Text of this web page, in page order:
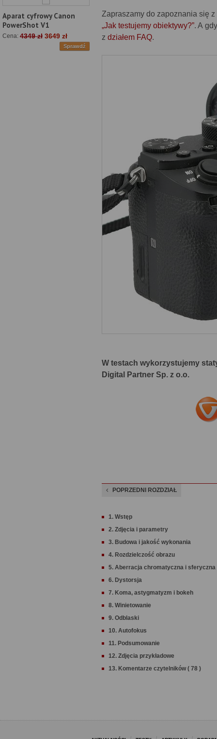
Aparat cyfrowy Canon
PowerShot V1
Cena: 4349 zł 3649 zł
Sprawdź
Zapraszamy do zapoznania się
„Jak testujemy obiektywy?”. A
z działem FAQ.
W testach wykorzystujemy
Digital Partner Sp. z o.o.
POPRZEDNI ROZDZIAŁ
1. Wstęp
2. Zdjęcia i parametry
3. Budowa i jakość wykonania
4. Rozdzielczość obrazu
5. Aberracja chromatyczna i sferyczna
6. Dystorsja
7. Koma, astygmatyzm i bokeh
8. Winietowanie
9. Odblaski
10. Autofokus
11. Podsumowanie
12. Zdjęcia przykładowe
13. Komentarze czytelników ( 78 )